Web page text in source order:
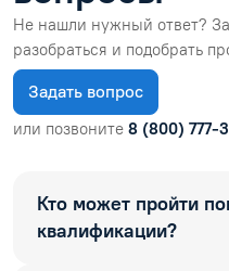
Не нашли нужный ответ?
разобраться и подобрать
Задать вопрос
или позвоните 8 (800) 777-
Кто может пройти
квалификации?